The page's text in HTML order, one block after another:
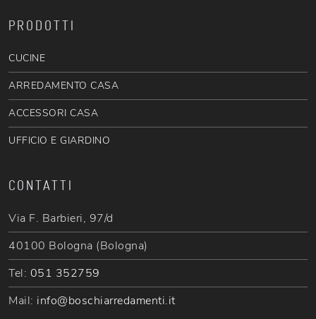
PRODOTTI
CUCINE
ARREDAMENTO CASA
ACCESSORI CASA
UFFICIO E GIARDINO
CONTATTI
Via F. Barbieri, 97/d
40100 Bologna (Bologna)
Tel: 051 352759
Mail: info@boschiarredamenti.it